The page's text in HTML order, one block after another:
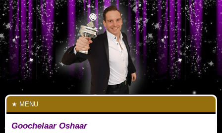
MENU
Goochelaar Oshaar